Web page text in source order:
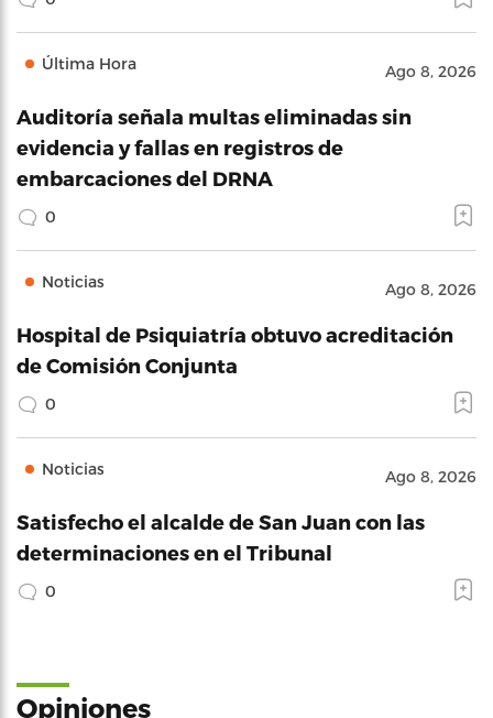
Última Hora Ago 8, 2026
Auditoría señala multas eliminadas sin
evidencia y fallas en registros de
embarcaciones del DRNA
0
Noticias Ago 8, 2026
Hospital de Psiquiatría obtuvo acreditación
de Comisión Conjunta
0
Noticias Ago 8, 2026
Satisfecho el alcalde de San Juan con las
determinaciones en el Tribunal
0
Opiniones